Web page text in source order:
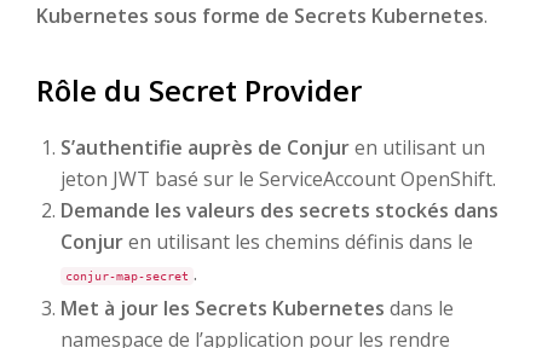
Kubernetes sous forme de Secrets Kubernetes.
Rôle du Secret Provider
S’authentifie auprès de Conjuren utilisant un
jeton JWT basé sur le ServiceAccount OpenShift.
Demande les valeurs des secrets stockés dans
Conjuren utilisant les chemins définis dans le
conjur-map-secret .
Met à jour les Secrets Kubernetes dans le
namespace de l’application pour les rendre